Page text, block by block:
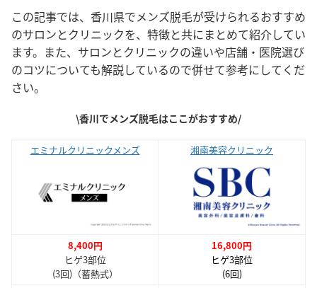
この記事では、香川県でメンズ脱毛が受けられるおすすめ
のサロンとクリニックを、特徴と共にまとめて紹介してい
ます。 また、サロンとクリニックの違いや店舗・医院選び
のコツについても解説しているので併せて参考にしてくだ
さい。
\香川でメンズ脱毛はここがおすすめ/
エミナルクリニックメンズ 湘南美容クリニック
8,400円
ヒゲ3部位
(3回)（蓄熱式）
16,800円
ヒゲ3部位
(6回)